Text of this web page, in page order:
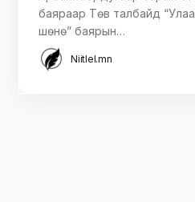
баяраар Төв талбайд
шөнө” баярын…
Niitlel.mn